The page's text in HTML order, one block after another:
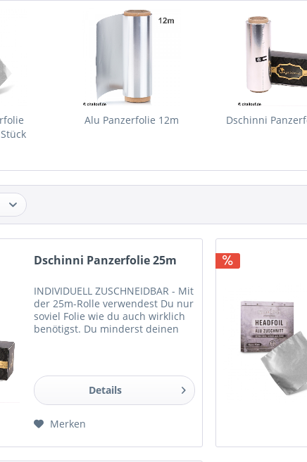
Alu Panzerfolie 12m Dschinni
Dschinni Panzerfolie 25m
INDIVIDUELL ZUSCHNEIDBAR - Mit
der 25m-Rolle verwendest Du nur
soviel Folie wie du auch wirklich
benötigst. Du minderst deinen
hat eine praktische...
Details
Merken